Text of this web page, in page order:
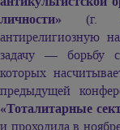
личности» (г.
антирелигиозную
задачу — борьбу
которых
предыдущей
«Тоталитарные
и проходила в